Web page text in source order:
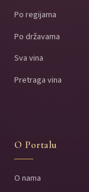
Po regijama
Po državama
Sva vina
Pretraga vina
O Portalu
O nama